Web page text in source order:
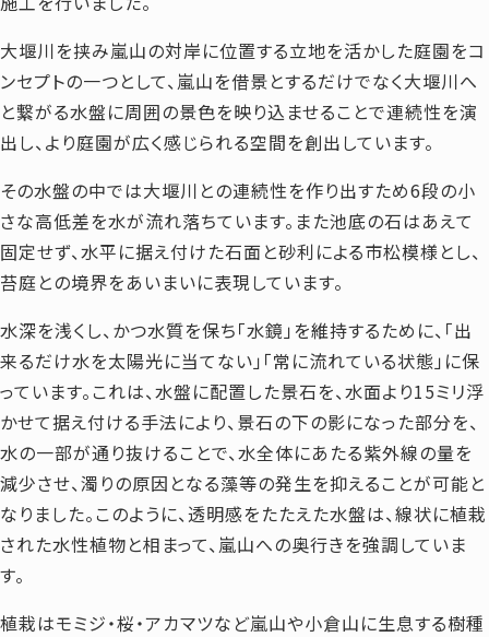
大堰川を挟み嵐山の対岸に位置する立地を活かした庭園をコ
ンセプトの一つとして、嵐山を借景とするだけでなく大堰川へ
と繋がる水盤に周囲の景色を映り込ませることで連続性を演
出し、より庭園が広く感じられる空間を創出しています。
その水盤の中では大堰川との連続性を作り出すため6段の小
さな高低差を水が流れ落ちています。また池底の石はあえて
固定せず、水平に据え付けた石面と砂利による市松模様とし、
苔庭との境界をあいまいに表現しています。
水深を浅くし、かつ水質を保ち「水鏡」を維持するために、「出
来るだけ水を太陽光に当てない」「常に流れている状態」に保
っています。これは、水盤に配置した景石を、水面より15ミリ浮
かせて据え付ける手法により、景石の下の影になった部分を、
水の一部が通り抜けることで、水全体にあたる紫外線の量を
減少させ、濁りの原因となる藻等の発生を抑えることが可能と
なりました。このように、透明感をたたえた水盤は、線状に植栽
された水性植物と相まって、嵐山への奥行きを強調していま
す。
植栽はモミジ・桜・アカマツなど嵐山や小倉山に生息する樹種